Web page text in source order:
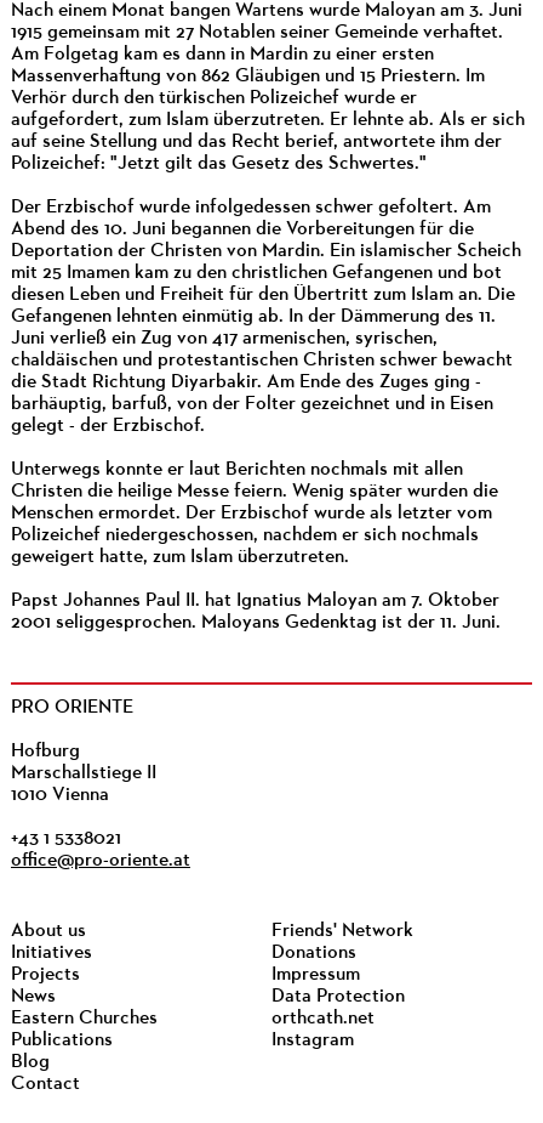
Nach einem Monat bangen Wartens wurde Maloyan am 3. Juni
1915 gemeinsam mit 27 Notablen seiner Gemeinde verhaftet.
Am Folgetag kam es dann in Mardin zu einer ersten
Massenverhaftung von 862 Gläubigen und 15 Priestern. Im
Verhör durch den türkischen Polizeichef wurde er
aufgefordert, zum Islam überzutreten. Er lehnte ab. Als er sich
auf seine Stellung und das Recht berief, antwortete ihm der
Polizeichef: "Jetzt gilt das Gesetz des Schwertes."
Der Erzbischof wurde infolgedessen schwer gefoltert. Am
Abend des 10. Juni begannen die Vorbereitungen für die
Deportation der Christen von Mardin. Ein islamischer Scheich
mit 25 Imamen kam zu den christlichen Gefangenen und bot
diesen Leben und Freiheit für den Übertritt zum Islam an. Die
Gefangenen lehnten einmütig ab. In der Dämmerung des 11.
Juni verließ ein Zug von 417 armenischen, syrischen,
chaldäischen und protestantischen Christen schwer bewacht
die Stadt Richtung Diyarbakir. Am Ende des Zuges ging -
barhäuptig, barfuß, von der Folter gezeichnet und in Eisen
gelegt - der Erzbischof.
Unterwegs konnte er laut Berichten nochmals mit allen
Christen die heilige Messe feiern. Wenig später wurden die
Menschen ermordet. Der Erzbischof wurde als letzter vom
Polizeichef niedergeschossen, nachdem er sich nochmals
geweigert hatte, zum Islam überzutreten.
Papst Johannes Paul II. hat Ignatius Maloyan am 7. Oktober
2001 seliggesprochen. Maloyans Gedenktag ist der 11. Juni.
PRO ORIENTE
Hofburg
Marschallstiege II
1010 Vienna
+43 1 5338021
office@pro-oriente.at
About us
Initiatives
Projects
News
Eastern Churches
Publications
Blog
Contact
Friends' Network
Donations
Impressum
Data Protection
orthcath.net
Instagram